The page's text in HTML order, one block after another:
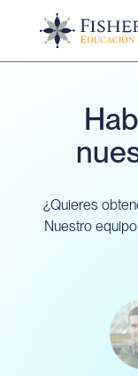
¿Quieres
Nuestro